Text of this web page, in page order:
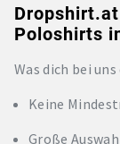
Poloshirts
Was dich bei
Keine
Große